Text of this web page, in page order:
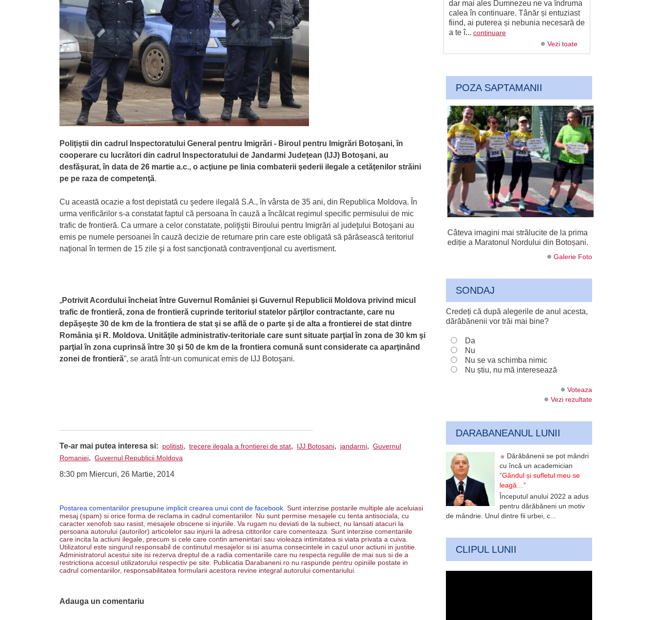
Poliţiştii din cadrul Inspectoratului General pentru Imigrări - Biroul pentru Imigrări Botoşani, în
cooperare cu lucrători din cadrul Inspectoratului de Jandarmi Judeţean (IJJ) Botoşani, au
desfăşurat, în data de 26 martie a.c., o acţiune pe linia combaterii şederii ilegale a cetăţenilor străini
pe pe raza de competenţă.
Cu această ocazie a fost depistată cu şedere ilegală S.A., în vârsta de 35 ani, din Republica Moldova. În
urma verificărilor s-a constatat faptul că persoana în cauză a încălcat regimul specific permisului de mic
trafic de frontieră. Ca urmare a celor constatate, poliţiştii Biroului pentru Imigrări al judeţului Botoşani au
emis pe numele persoanei în cauză decizie de returnare prin care este obligată să părăsească teritoriul
naţional în termen de 15 zile şi a fost sancţionată contravenţional cu avertisment.
„Potrivit Acordului încheiat între Guvernul României şi Guvernul Republicii Moldova privind micul
trafic de frontieră, zona de frontieră cuprinde teritoriul statelor părţilor contractante, care nu
depăşeşte 30 de km de la frontiera de stat şi se află de o parte şi de alta a frontierei de stat dintre
România şi R. Moldova. Unităţile administrativ-teritoriale care sunt situate parţial în zona de 30 km şi
parţial în zona cuprinsă între 30 şi 50 de km de la frontiera comună sunt considerate ca aparţinând
zonei de frontieră”, se arată într-un comunicat emis de IJJ Botoşani.
Te-ar mai putea interesa si: politisti, trecere ilegala a frontierei de stat, IJJ Botosani, jandarmi, Guvernul
Romaniei, Guvernul Republicii Moldova
8:30 pm Miercuri, 26 Martie, 2014
Postarea comentariilor presupune implicit crearea unui cont de facebook. Sunt interzise postarile multiple ale aceluiasi
mesaj (spam) si orice forma de reclama in cadrul comentariilor. Nu sunt permise mesajele cu tenta antisociala, cu
caracter xenofob sau rasist, mesajele obscene si injuriile. Va rugam nu deviati de la subiect, nu lansati atacuri la
persoana autorului (autorilor) articolelor sau injurii la adresa cititorilor care comenteaza. Sunt interzise comentariile
care incita la actiuni ilegale, precum si cele care contin amenintari sau violeaza intimitatea si viata privata a cuiva.
Utilizatorul este singurul responsabil de continutul mesajelor si isi asuma consecintele in cazul unor actiuni in justitie.
Administratorul acestui site isi rezerva dreptul de a radia comentariile care nu respecta regulile de mai sus si de a
restrictiona accesul utilizatorului respectiv pe site. Publicatia Darabaneni.ro nu raspunde pentru opiniile postate in
cadrul comentariilor, responsabilitatea formularii acestora revine integral autorului comentariului.
Adauga un comentariu
dar mai ales Dumnezeu ne va îndruma
calea în continuare. Tânăr și entuziast
fiind, ai puterea și nebunia necesară de
a te î... continuare
Vezi toate
POZA SAPTAMANII
Câteva imagini mai strălucite de la prima
ediție a Maratonul Nordului din Botoșani.
Galerie Foto
SONDAJ
Credeți că după alegerile de anul acesta,
dărăbănenii vor trăi mai bine?
Da
Nu
Nu se va schimba nimic
Nu știu, nu mă interesează
Voteaza
Vezi rezultate
DARABANEANUL LUNII
Dărăbănenii se pot mândri
cu încă un academician
”Gândul și sufletul meu se
leagă…”
Începutul anului 2022 a adus
pentru dărăbăneni un motiv
de mândrie. Unul dintre fii urbei, c...
CLIPUL LUNII